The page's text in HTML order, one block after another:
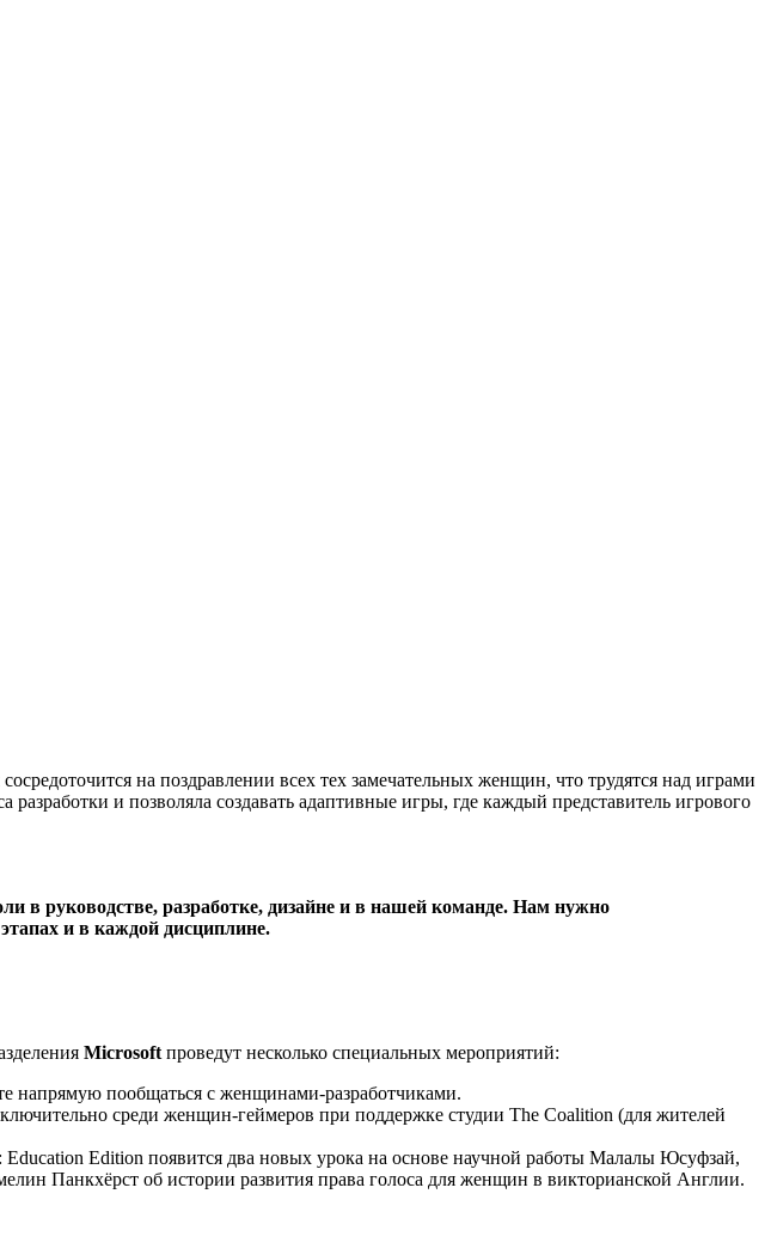
на поздравлении всех тех замечательных женщин, что трудятся над играми
и позволяла создавать адаптивные игры, где каждый представитель игрового
руководстве, разработке, дизайне и в нашей команде. Нам нужно
и в каждой дисциплине.
Microsoft проведут несколько специальных мероприятий:
напрямую пообщаться с женщинами-разработчиками.
среди женщин-геймеров при поддержке студии The Coalition (для жителей
Edition появится два новых урока на основе научной работы Малалы Юсуфзай,
Панкхёрст об истории развития права голоса для женщин в викторианской Англии.